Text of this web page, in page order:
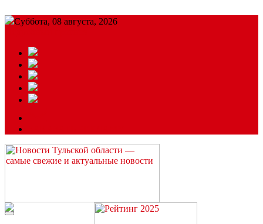
Суббота, 08 августа, 2026
Читайте последние новости дня в Тульской области на сайте
“ЗаНовомосковск”